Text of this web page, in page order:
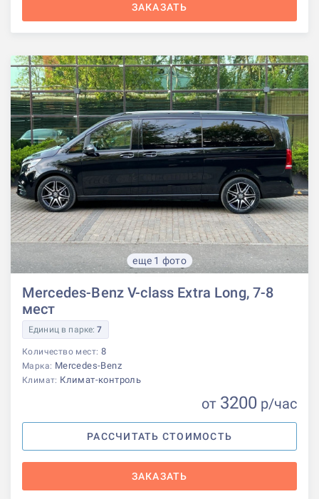
ЗАКАЗАТЬ
еще 1 фото
Mercedes-Benz V-class Extra Long, 7-8
мест
Единиц в парке:7
Количество мест: 8
Марка: Mercedes-Benz
Климат: Климат-контроль
от 3200 р/час
РАССЧИТАТЬ СТОИМОСТЬ
ЗАКАЗАТЬ